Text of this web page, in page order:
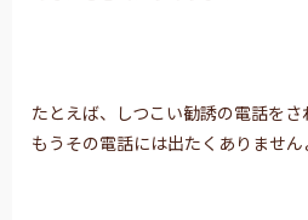
たとえば、しつこい勧誘の電話をさ
もうその電話には出たくありません